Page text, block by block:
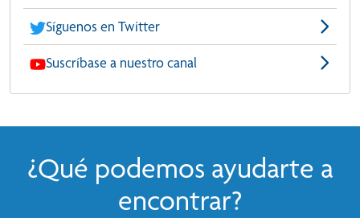
Síguenos en Twitter
Suscríbase a nuestro canal
¿Qué podemos ayudarte a
encontrar?